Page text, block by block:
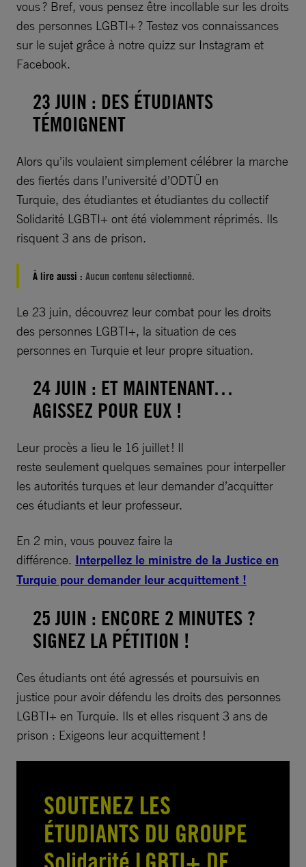
vous ? Bref, vous pensez être incollable sur les droits
des personnes LGBTI+ ? Testez vos connaissances
sur le sujet grâce à notre quizz sur Instagram et
Facebook.
23 JUIN : DES ÉTUDIANTS
TÉMOIGNENT
Alors qu’ils voulaient simplement célébrer la marche
des fiertés dans l’université d’ODTÜ en
Turquie, des étudiantes et étudiantes du collectif
Solidarité LGBTI+ ont été violemment réprimés. Ils
risquent 3 ans de prison.
À lire aussi : Aucun contenu sélectionné.
Le 23 juin, découvrez leur combat pour les droits
des personnes LGBTI+, la situation de ces
personnes en Turquie et leur propre situation.
24 JUIN : ET MAINTENANT…
AGISSEZ POUR EUX !
Leur procès a lieu le 16 juillet ! Il
reste seulement quelques semaines pour interpeller
les autorités turques et leur demander d’acquitter
ces étudiants et leur professeur.
En 2 min, vous pouvez faire la
différence. Interpellez le ministre de la Justice en
Turquie pour demander leur acquittement !
25 JUIN : ENCORE 2 MINUTES ?
SIGNEZ LA PÉTITION !
Ces étudiants ont été agressés et poursuivis en
justice pour avoir défendu les droits des personnes
LGBTI+ en Turquie. Ils et elles risquent 3 ans de
prison : Exigeons leur acquittement !
SOUTENEZ LES
ÉTUDIANTS DU GROUPE